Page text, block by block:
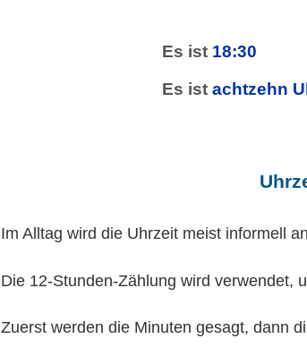
Es ist 18:30
Es ist achtzehn
Im Alltag wird die Uhrzeit meist informell
Die 12-Stunden-Zählung wird verwendet,
Zuerst werden die Minuten gesagt, dann